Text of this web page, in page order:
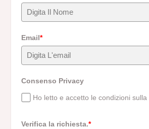
Email*
Consenso Privacy
Ho letto e accetto le condizioni sulla
Verifica la richiesta.*